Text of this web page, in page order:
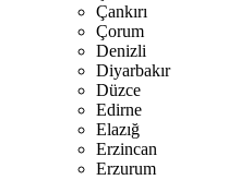
Çankırı
Çorum
Denizli
Diyarbakır
Düzce
Edirne
Elazığ
Erzincan
Erzurum